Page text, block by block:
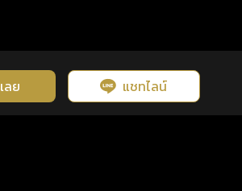
ลย แชทไลน์
เพื่อเพิ่มประสิทธิภาพและประสบการณ์ที่ดี
ซต์ นโยบายความเป็นส่วนตัว
ะชีวิต คลิกดูดวงฟรี